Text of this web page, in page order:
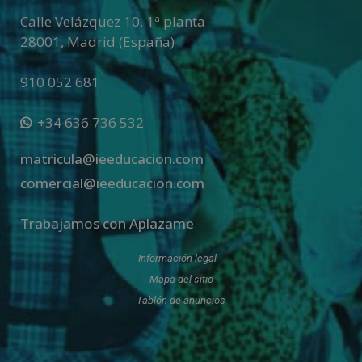
Calle Velázquez 10, 1ª planta
28001, Madrid (España)
910 052 681
+34 636 736 532
matricula@ieeducacion.com
comercial@ieeducacion.com
Trabajamos con Aplazame
Información legal
Mapa del sitio
Tablón de anuncios